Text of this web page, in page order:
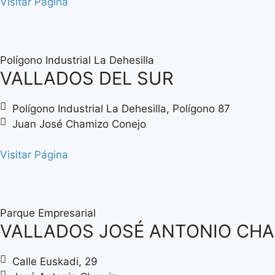
Polígono Industrial La Dehesilla
VALLADOS DEL SUR
Polígono Industrial La Dehesilla, Polígono 87
Juan José Chamizo Conejo
Visitar Página
Parque Empresarial
VALLADOS JOSÉ ANTONIO
Calle Euskadi, 29